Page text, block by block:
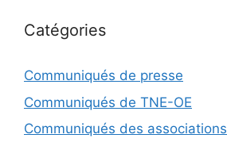
Catégories
Communiqués de presse
Communiqués de TNE-OE
Communiqués des associations